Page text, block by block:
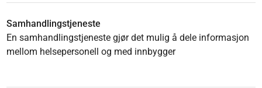
Samhandlingstjeneste
En samhandlingstjeneste gjør det mulig å dele informasjon
mellom helsepersonell og med innbygger